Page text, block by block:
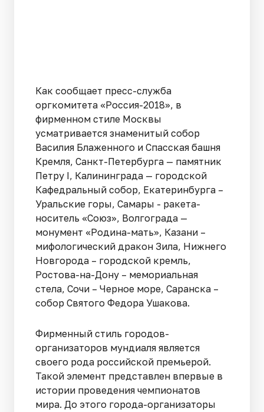
Как сообщает пресс-служба
оргкомитета «Россия-2018», в
фирменном стиле Москвы
усматривается знаменитый собор
Василия Блаженного и Спасская башня
Кремля, Санкт-Петербурга — памятник
Петру I, Калининграда — городской
Кафедральный собор, Екатеринбурга –
Уральские горы, Самары - ракета-
носитель «Союз», Волгограда —
монумент «Родина-мать», Казани –
мифологический дракон Зила, Нижнего
Новгорода – городской кремль,
Ростова-на-Дону – мемориальная
стела, Сочи – Черное море, Саранска –
собор Святого Федора Ушакова.
Фирменный стиль городов-
организаторов мундиаля является
своего рода российской премьерой.
Такой элемент представлен впервые в
истории проведения чемпионатов
мира. До этого города-организаторы